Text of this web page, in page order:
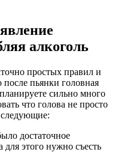
алкоголь
простых правил и
после пьянки головная
сильно много
что голова не просто
следующие:
достаточное
для этого нужно съесть